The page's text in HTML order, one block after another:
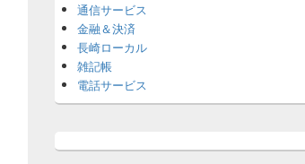
通信サービス
金融＆決済
長崎ローカル
雑記帳
電話サービス